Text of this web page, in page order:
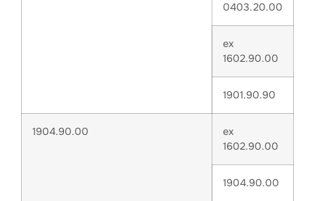
0403.20.00
ex
1602.90.00
1901.90.90
1904.90.00
ex
1602.90.00
1904.90.00